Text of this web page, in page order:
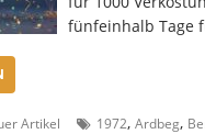
fünfeinhalb Tage
Artikel 1972, Ardbeg,